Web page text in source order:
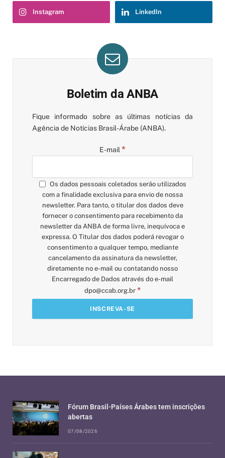
Instagram LinkedIn
Boletim da ANBA
Fique informado sobre as últimas notícias da
Agência de Notícias Brasil-Árabe (ANBA).
E-mail *
Os dados pessoais coletados serão utilizados
com a finalidade exclusiva para envio de nossa
newsletter. Para tanto, o titular dos dados deve
fornecer o consentimento para recebimento da
newsletter da ANBA de forma livre, inequívoca e
expressa. O Titular dos dados poderá revogar o
consentimento a qualquer tempo, mediante
cancelamento da assinatura da newsletter,
diretamente no e-mail ou contatando nosso
Encarregado de Dados através do e-mail
dpo@ccab.org.br *
Fórum Brasil-Países Árabes tem inscrições
abertas
07/08/2026